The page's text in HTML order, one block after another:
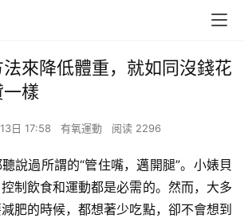
來降低體重，就如同沒錢花
樣
日 17:58 有氧運動 阅读 2296
說過所謂的“管住嘴，邁開腿”。小婊貝
制飲食和運動都是必需的。然而，大多
肥的時候，都想著少吃點，卻不會想到